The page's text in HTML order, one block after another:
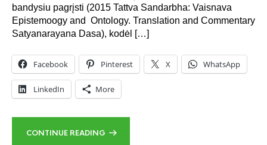
bandysiu pagrįsti (2015 Tattva Sandarbha: Vaisnava
Epistemoogy and Ontology. Translation and Commentary
Satyanarayana Dasa), kodėl […]
Facebook Pinterest X WhatsApp
LinkedIn More
CONTINUE READING